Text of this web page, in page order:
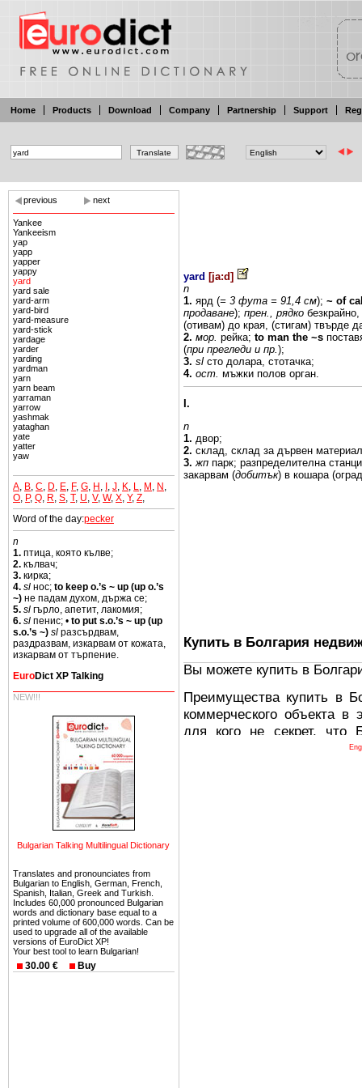
Home Products Download Company Partnership Support
previous next
Yankee
Yankeeism
yap
yapp
yapper
yappy
yard
yard sale
yard-arm
yard-bird
yard-measure
yard-stick
yardage
yarder
yarding
yardman
yarn
yarn beam
yarraman
yarrow
yashmak
yataghan
yate
yatter
yaw
A B C D E F, G H I J K L M N
O P, Q R S T, U V, W, X Y, Z
Word of the day:pecker
n
1. птица, която кълве;
2. кълвач;
3. кирка;
4. sl нос; to keep o.’s ~ up (up o.’s
~) не падам духом, държа се;
5. sl гърло, апетит, лакомия;
6. sl пенис; • to put s.o.’s ~ up (up
s.o.’s ~) sl разсърдвам,
раздразвам, изкарвам от кожата,
изкарвам от търпение.
EuroDict XP Talking
NEW!!!
Bulgarian Talking Multilingual Dictionary
Translates and pronounciates from
Bulgarian to English, German, French,
Spanish, Italian, Greek and Turkish.
Includes 60,000 pronounced Bulgarian
words and dictionary base equal to a
printed volume of 600,000 words. Can be
used to upgrade all of the available
versions of EuroDict XP!
Your best tool to learn Bulgarian!
30.00 € Buy
yard [ja:d]
n
1. ярд (= 3 фута = 91,4 см); ~ of
продаване); прен., рядко
(отивам) до края, (стигам) твърде
2. мор. рейка; to man the ~s
(при прегледи и пр.);
3. sl сто долара, стотачка;
4. ост. мъжки полов орган.
I.
n
1. двор;
2. склад, склад за дървен
3. жп парк; разпределителна
закарвам (добитък) в кошара
Купить в Болгария
Вы можете купить в
Преимущества купить в
коммерческого объекта
для кого не секрет, что
древних и прекрасных